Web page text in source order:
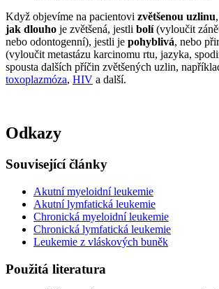
Když objevíme na pacientovi zvětšenou uzlinu
jak dlouho je zvětšená, jestli bolí(vyloučit
nebo odontogenní), jestli je pohyblivá, nebo
(vyloučit metastázu karcinomu rtu, jazyka,
spousta dalších příčin zvětšených uzlin,
toxoplazmóza, HIV a další.
Odkazy
Související články
Akutní myeloidní leukemie
Akutní lymfatická leukemie
Chronická myeloidní leukemie
Chronická lymfatická leukemie
Leukemie z vláskových buněk
Použitá literatura